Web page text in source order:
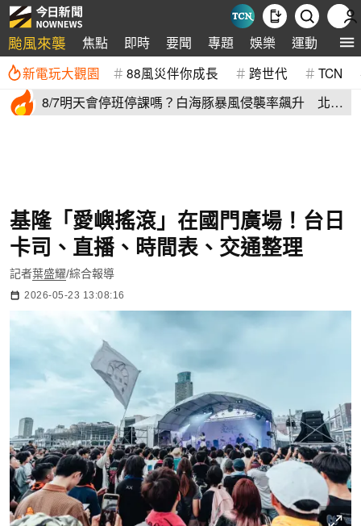
颱風來襲 焦點 即時 要聞 專題 娛樂 運動 全球
新電玩大觀園 88風災伴你成長 跨世代 TCN
8/7明天會停班停課嗎？白海豚暴風侵襲率飆升 北北
基隆「愛嶼搖滾」在國門廣場！台日
卡司、直播、時間表、交通整理
記者葉盛耀/綜合報導
2026-05-23 13:08:16